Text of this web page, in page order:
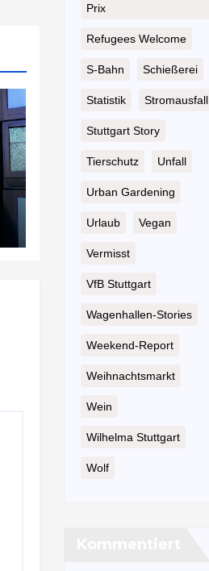
Prix
Refugees Welcome
S-Bahn Schießerei
Statistik Stromausfall
Stuttgart Story
Tierschutz Unfall
Urban Gardening
Urlaub Vegan
Vermisst
VfB Stuttgart
Wagenhallen-Stories
Weekend-Report
Weihnachtsmarkt
Wein
Wilhelma Stuttgart
Wolf